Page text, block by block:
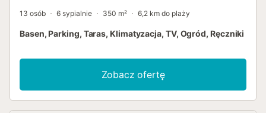
13 osób 6 sypialnie 350 m² 6,2 km do plaży
Basen, Parking, Taras, Klimatyzacja, TV, Ogród, Ręczniki
Zobacz ofertę